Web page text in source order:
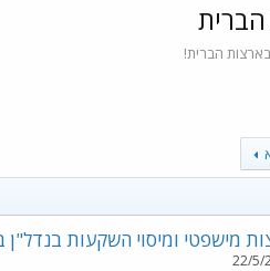
הברית!
מישפטי ומיסוי השקעות בנדל"ן
22/5/